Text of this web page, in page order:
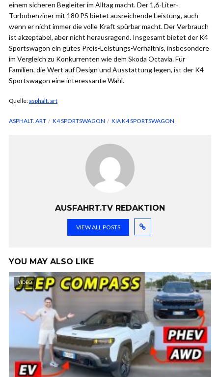
einem sicheren Begleiter im Alltag macht. Der 1,6-Liter-
Turbobenziner mit 180 PS bietet ausreichende Leistung, auch
wenn er nicht immer die volle Kraft spürbar macht. Der Verbrauch
ist akzeptabel, aber nicht herausragend. Insgesamt bietet der K4
Sportswagon ein gutes Preis-Leistungs-Verhältnis, insbesondere
im Vergleich zu Konkurrenten wie dem Skoda Octavia. Für
Familien, die Wert auf Design und Ausstattung legen, ist der K4
Sportswagon eine interessante Wahl.
Quelle:asphalt. art
ASPHALT. ART K4 SPORTSWAGON KIA K4 SPORTSWAGON
AUSFAHRT.TV REDAKTION
VIEW ALL POSTS
YOU MAY ALSO LIKE
VIDEO